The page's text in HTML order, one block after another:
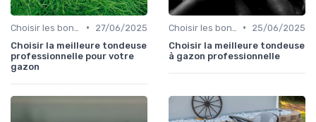
•
27/06/2025
Choisir la meilleure tondeuse
professionnelle pour votre
gazon
•
25/06/2025
Choisir la meilleure tondeuse
à gazon professionnelle